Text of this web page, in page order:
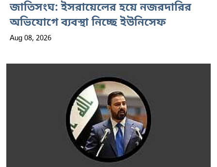
জাতিসংঘ: ইসরায়েলের হয়ে নজরদারির
অভিযোগে ব্যবস্থা নিচ্ছে ইউনিসেফ
Aug 08, 2026